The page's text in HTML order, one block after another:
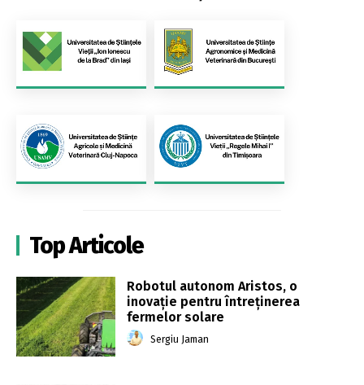
Top Articole
Robotul autonom Aristos, o
inovație pentru întreținerea
fermelor solare
Sergiu Jaman